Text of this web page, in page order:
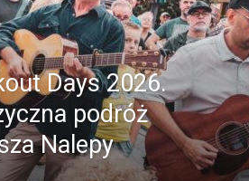
Days 2026.
podróż
Nalepy